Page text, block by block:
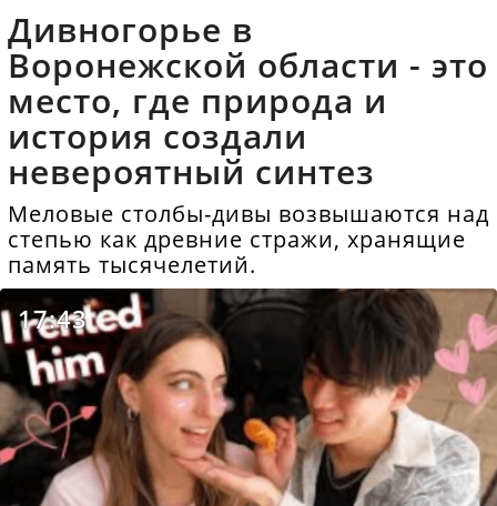
Дивногорье в
Воронежской области - это
место, где природа и
история создали
невероятный синтез
Меловые столбы-дивы возвышаются над
степью как древние стражи, хранящие
память тысячелетий.
17:43